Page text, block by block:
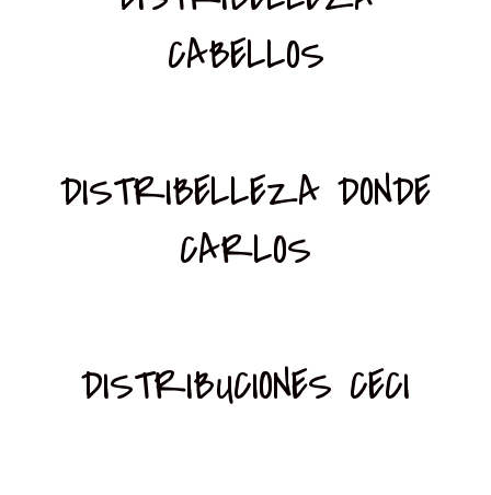
CABELLOS
DISTRIBELLEZA DONDE
CARLOS
DISTRIBUCIONES CECI